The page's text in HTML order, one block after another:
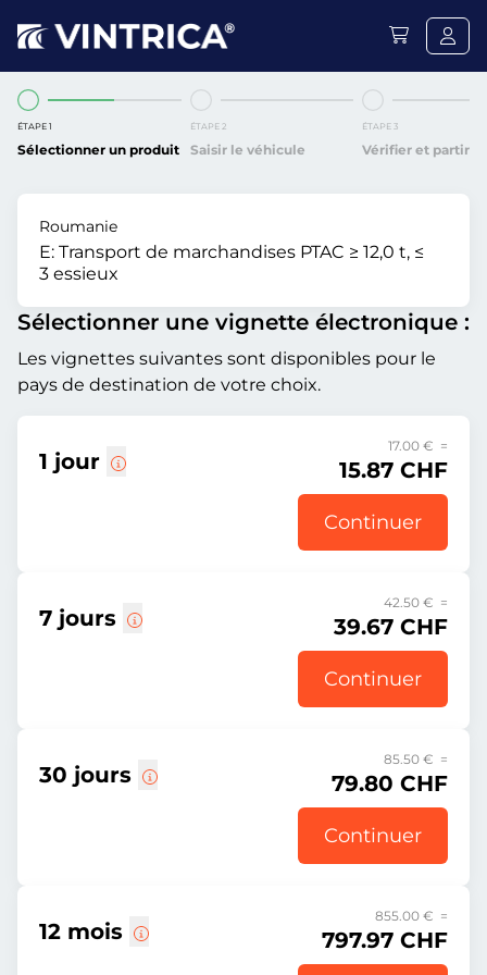
ÉTAPE 1
Sélectionner un produit
ÉTAPE 2
Saisir le véhicule
ÉTAPE 3
Vérifier et partir
Roumanie
E: Transport de marchandises PTAC ≥ 12,0 t, ≤
3 essieux
Sélectionner une vignette électronique :
Les vignettes suivantes sont disponibles pour le
pays de destination de votre choix.
1 jour
17.00 € =
15.87 CHF
Continuer
7 jours
42.50 € =
39.67 CHF
Continuer
30 jours
85.50 € =
79.80 CHF
Continuer
12 mois
855.00 € =
797.97 CHF